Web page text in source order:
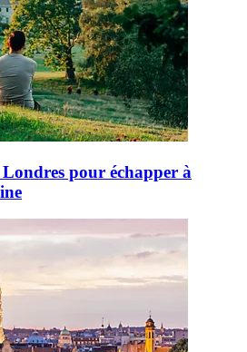
Londres pour échapper à